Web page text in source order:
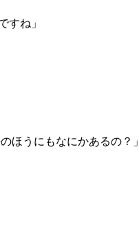
すね」
ほうにもなにかあるの？」